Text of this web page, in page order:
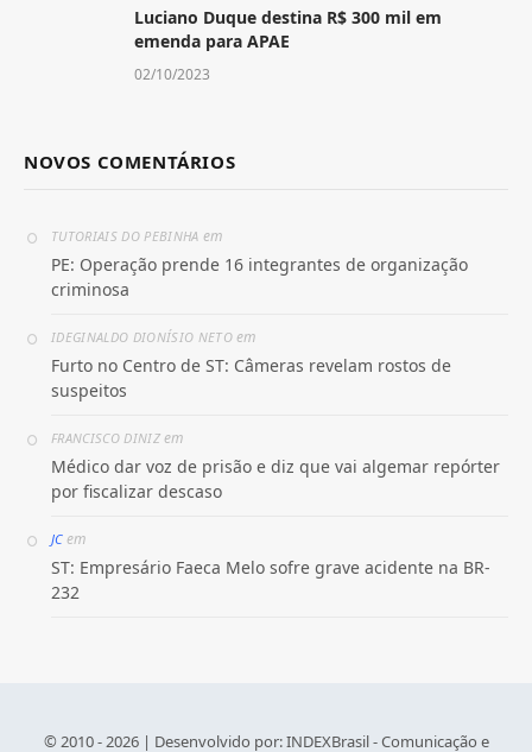
Luciano Duque destina R$ 300 mil em
emenda para APAE
02/10/2023
NOVOS COMENTÁRIOS
TUTORIAIS DO PEBINHA em
PE: Operação prende 16 integrantes de organização
criminosa
IDEGINALDO DIONÍSIO NETOem
Furto no Centro de ST: Câmeras revelam rostos de
suspeitos
FRANCISCO DINIZem
Médico dar voz de prisão e diz que vai algemar repórter
por fiscalizar descaso
JCem
ST: Empresário Faeca Melo sofre grave acidente na BR-
232
© 2010 - 2026 | Desenvolvido por:INDEXBrasil - Comunicação e